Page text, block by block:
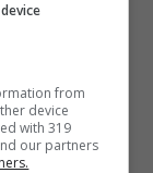
from
device
with 319
our partners